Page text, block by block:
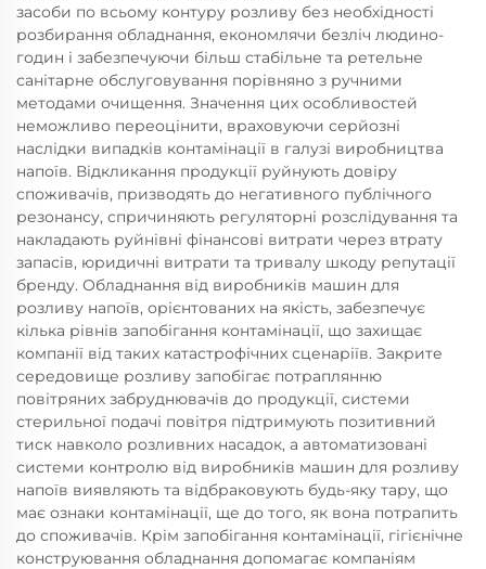
засоби по всьому контуру розливу без необхідності
розбирання обладнання, економлячи безліч людино-
годин і забезпечуючи більш стабільне та ретельне
санітарне обслуговування порівняно з ручними
методами очищення. Значення цих особливостей
неможливо переоцінити, враховуючи серйозні
наслідки випадків контамінації в галузі виробництва
напоїв. Відкликання продукції руйнують довіру
споживачів, призводять до негативного публічного
резонансу, спричиняють регуляторні розслідування та
накладають руйнівні фінансові витрати через втрату
запасів, юридичні витрати та тривалу шкоду репутації
бренду. Обладнання від виробників машин для
розливу напоїв, орієнтованих на якість, забезпечує
кілька рівнів запобігання контамінації, що захищає
компанії від таких катастрофічних сценаріїв. Закрите
середовище розливу запобігає потраплянню
повітряних забруднювачів до продукції, системи
стерильної подачі повітря підтримують позитивний
тиск навколо розливних насадок, а автоматизовані
системи контролю від виробників машин для розливу
напоїв виявляють та відбраковують будь-яку тару, що
має ознаки контамінації, ще до того, як вона потрапить
до споживачів. Крім запобігання контамінації, гігієнічне
конструювання обладнання допомагає компаніям